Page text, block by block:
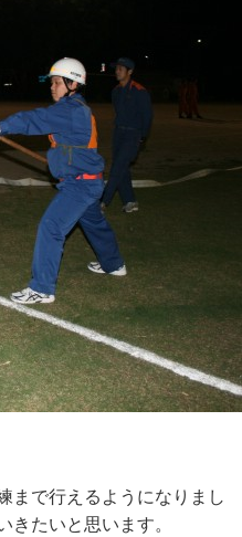
まで行えるようになりまし
たいと思います。